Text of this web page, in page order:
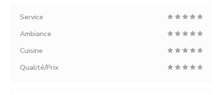
Service
Ambiance
Cuisine
Qualité/Prix